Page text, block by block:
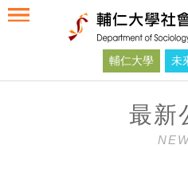
輔仁大學 未
最新